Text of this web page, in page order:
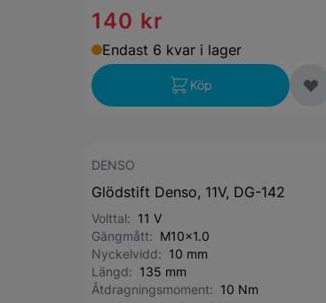
140 kr
Endast 6 kvar i lager
Köp
DENSO
Glödstift Denso, 11V, DG-142
Volttal: 11 V
Gängmått: M10x1.0
Nyckelvidd: 10 mm
Längd: 135 mm
Åtdragningsmoment: 10 Nm